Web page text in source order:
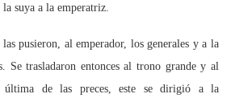
suya a la emperatriz.
pusieron, al emperador, los generales y a la
Se trasladaron entonces al trono grande y al
de las preces, este se dirigió a la